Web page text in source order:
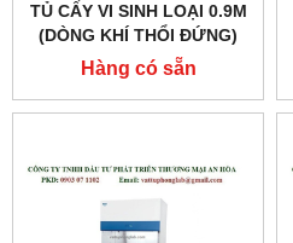
TỦ CẤY VI SINH LOẠI 0.9M
(DÒNG KHÍ THỔI ĐỨNG)
MODEL:LVC-3A1
Hàng có sẵn